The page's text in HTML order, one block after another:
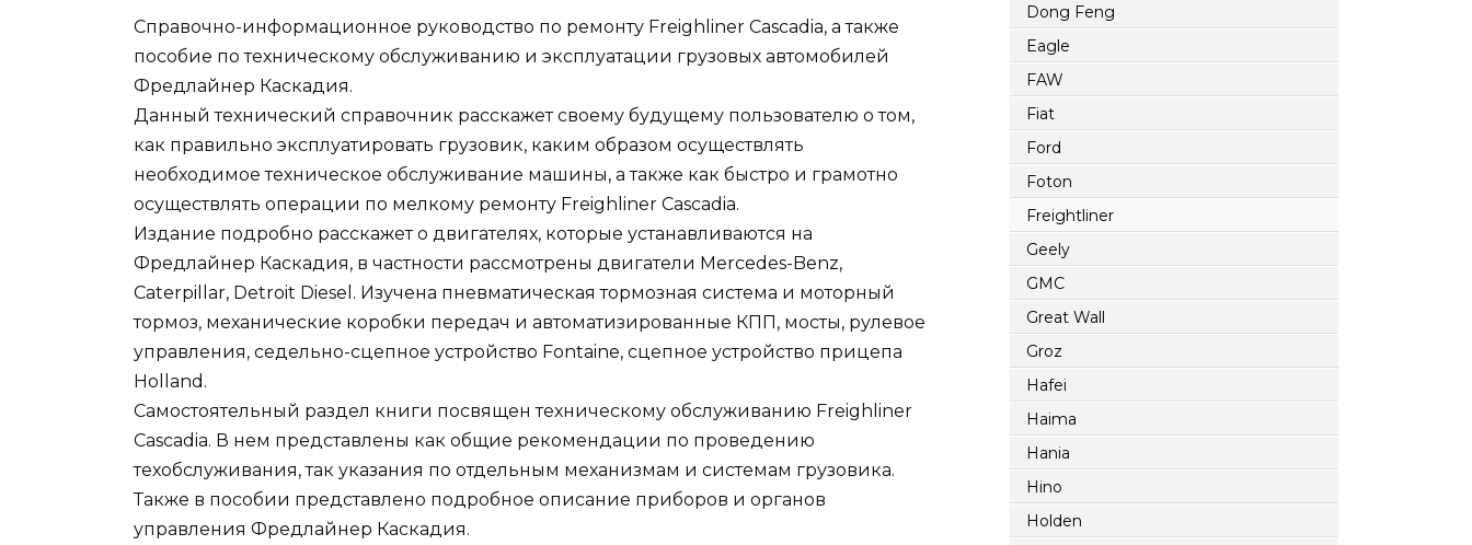
Справочно-информационное руководство по ремонту Freighliner Casсadia, а также
пособие по техническому обслуживанию и эксплуатации грузовых автомобилей
Фредлайнер Каскадия.
Данный технический справочник расскажет своему будущему пользователю о том,
как правильно эксплуатировать грузовик, каким образом осуществлять
необходимое техническое обслуживание машины, а также как быстро и грамотно
осуществлять операции по мелкому ремонту Freighliner Casсadia.
Издание подробно расскажет о двигателях, которые устанавливаются на
Фредлайнер Каскадия, в частности рассмотрены двигатели Mercedes-Benz,
Caterpillar, Detroit Diesel. Изучена пневматическая тормозная система и моторный
тормоз, механические коробки передач и автоматизированные КПП, мосты, рулевое
управления, седельно-сцепное устройство Fontaine, сцепное устройство прицепа
Holland.
Самостоятельный раздел книги посвящен техническому обслуживанию Freighliner
Casсadia. В нем представлены как общие рекомендации по проведению
техобслуживания, так указания по отдельным механизмам и системам грузовика.
Также в пособии представлено подробное описание приборов и органов
управления Фредлайнер Каскадия.
Dong Feng
Eagle
FAW
Fiat
Ford
Foton
Freightliner
Geely
GMC
Great Wall
Groz
Hafei
Haima
Hania
Hino
Holden